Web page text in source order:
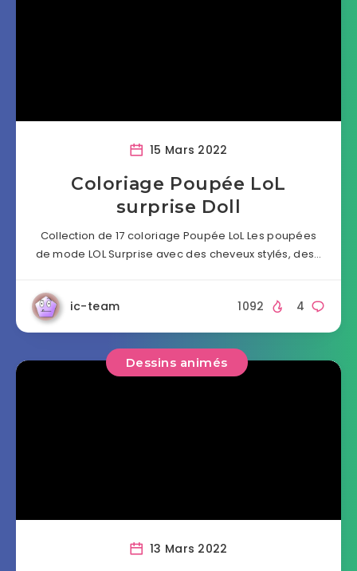
15 Mars 2022
Coloriage Poupée LoL
surprise Doll
Collection de 17 coloriage Poupée LoL Les poupées
de mode LOL Surprise avec des cheveux stylés, des…
ic-team 4
1092
Dessins animés
13 Mars 2022